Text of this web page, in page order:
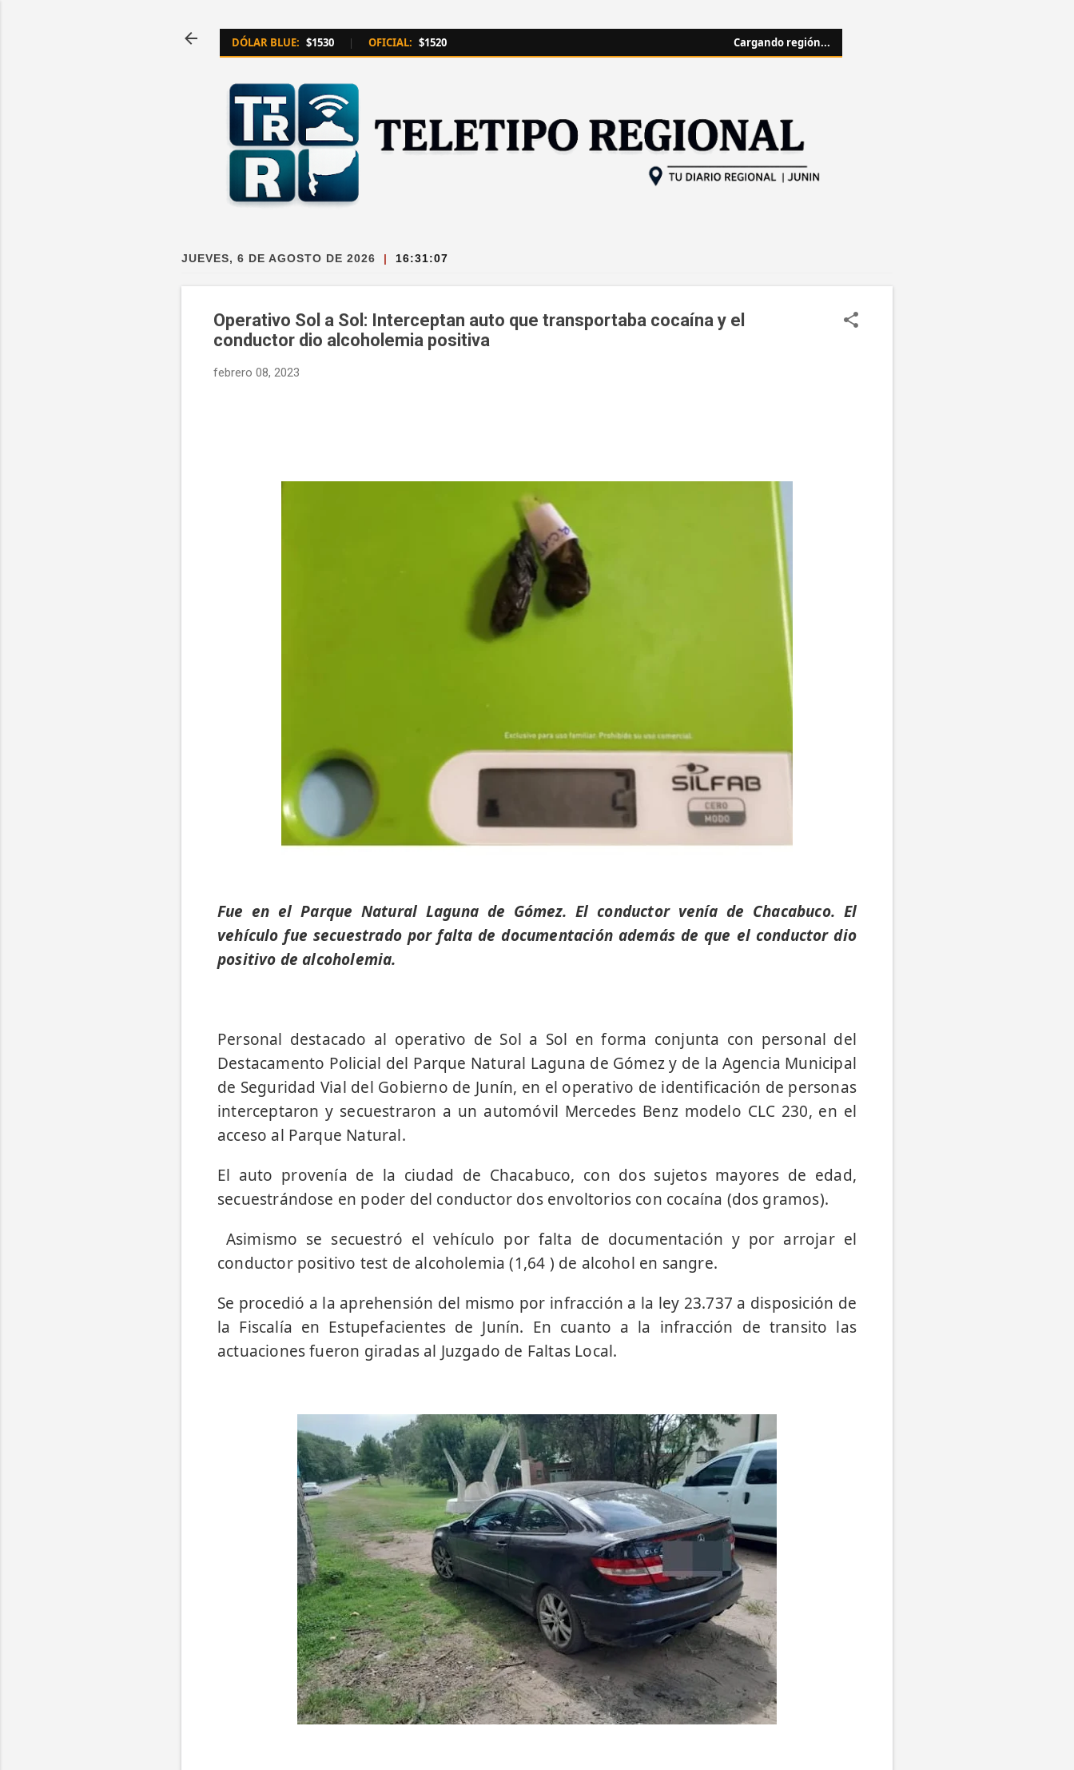
DÓLAR BLUE: $1530 | OFICIAL: $1520 Cargando región...
JUEVES, 6 DE AGOSTO DE 2026 | 16:31:08
Operativo Sol a Sol: Interceptan auto que transportaba cocaína y el
conductor dio alcoholemia positiva
febrero 08, 2023
Fue en el Parque Natural Laguna de Gómez. El conductor venía de Chacabuco. El
vehículo fue secuestrado por falta de documentación además de que el conductor dio
positivo de alcoholemia.
Personal destacado al operativo de Sol a Sol en forma conjunta con personal del
Destacamento Policial del Parque Natural Laguna de Gómez y de la Agencia Municipal
de Seguridad Vial del Gobierno de Junín, en el operativo de identificación de personas
interceptaron y secuestraron a un automóvil Mercedes Benz modelo CLC 230, en el
acceso al Parque Natural.
El auto provenía de la ciudad de Chacabuco, con dos sujetos mayores de edad,
secuestrándose en poder del conductor dos envoltorios con cocaína (dos gramos).
Asimismo se secuestró el vehículo por falta de documentación y por arrojar el
conductor positivo test de alcoholemia (1,64 ) de alcohol en sangre.
Se procedió a la aprehensión del mismo por infracción a la ley 23.737 a disposición de
la Fiscalía en Estupefacientes de Junín. En cuanto a la infracción de transito las
actuaciones fueron giradas al Juzgado de Faltas Local.